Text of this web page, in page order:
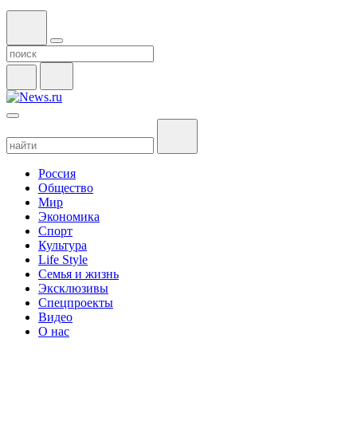
Россия
Общество
Мир
Экономика
Спорт
Культура
Life Style
Семья и жизнь
Эксклюзивы
Спецпроекты
Видео
О нас